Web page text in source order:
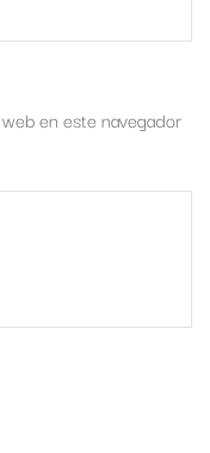
en este navegador